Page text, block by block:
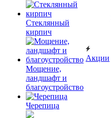
Cтеклянный
кирпич
Мощение,
ландшафт и
благоустройство
Черепица
Акции